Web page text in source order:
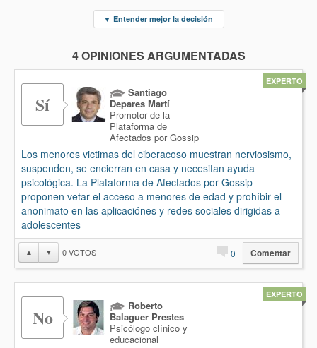
▼ Entender mejor la decisión
4 OPINIONES ARGUMENTADAS
Sí
Santiago
Depares Martí
Promotor de la
Plataforma de
Afectados por Gossip
Los menores victimas del ciberacoso muestran nerviosismo,
suspenden, se encierran en casa y necesitan ayuda
psicológica. La Plataforma de Afectados por Gossip
proponen vetar el acceso a menores de edad y prohíbir el
anonimato en las aplicaciónes y redes sociales dirigidas a
adolescentes
EXPERTO
▲ ▼ 0VOTOS 0 Comentar
No
Roberto
Balaguer Prestes
Psicólogo clínico y
educacional
EXPERTO